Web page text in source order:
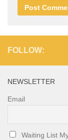
FOLLOW:
NEWSLETTER
Email
Waiting List